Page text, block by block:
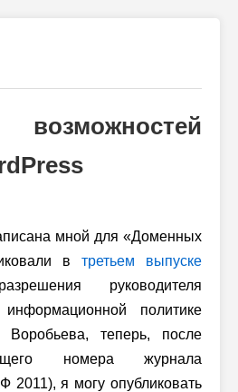
мной для «Доменных
в третьем выпуске
руководителя
политике
теперь, после
номера журнала
2011), я могу опубликовать